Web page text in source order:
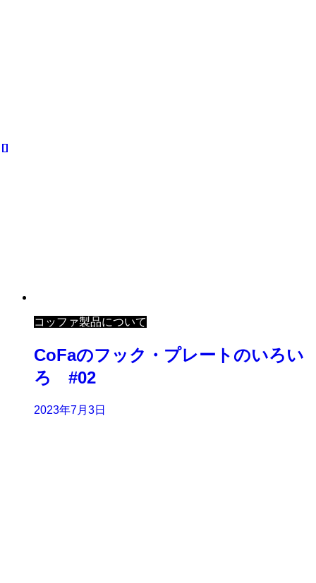
コッファ製品について
CoFaのフック・プレートのいろい
ろ #02
2023年7月3日